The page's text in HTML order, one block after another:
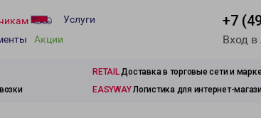
Услуги
Акции
+7
Вход
RETAILДоставка в торговые сети и
EASYWAYЛогистика для интернет-